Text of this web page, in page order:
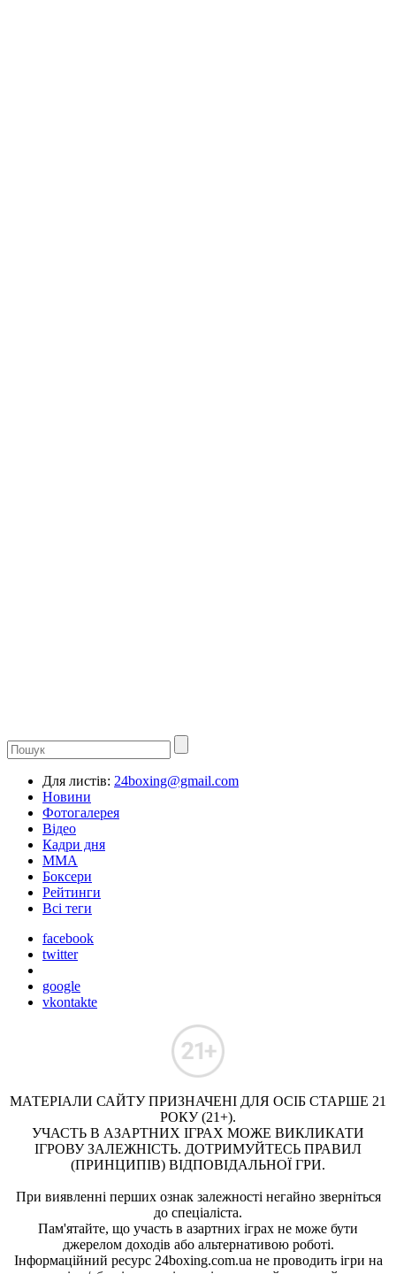
Для листів: 24boxing@gmail.com
Новини
Фотогалерея
Відео
Кадри дня
ММА
Боксери
Рейтинги
Всі теги
facebook
twitter
google
vkontakte
МАТЕРІАЛИ САЙТУ ПРИЗНАЧЕНІ ДЛЯ ОСІБ СТАРШЕ 21
РОКУ (21+).
УЧАСТЬ В АЗАРТНИХ ІГРАХ МОЖЕ ВИКЛИКАТИ
ІГРОВУ ЗАЛЕЖНІСТЬ. ДОТРИМУЙТЕСЬ ПРАВИЛ
(ПРИНЦИПІВ) ВІДПОВІДАЛЬНОЇ ГРИ.
При виявленні перших ознак залежності негайно зверніться
до спеціаліста.
Пам'ятайте, що участь в азартних іграх не може бути
джерелом доходів або альтернативою роботі.
Інформаційний ресурс 24boxing.com.ua не проводить ігри на